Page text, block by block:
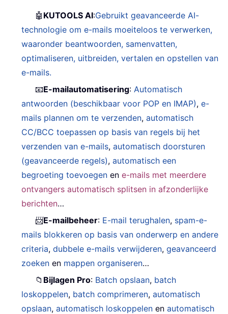
🤖 KUTOOLS AI:Gebruikt geavanceerde AI-
technologie om e-mails moeiteloos te verwerken,
waaronder beantwoorden, samenvatten,
optimaliseren, uitbreiden, vertalen en opstellen van
e-mails.
📧E-mailautomatisering: Automatisch
antwoorden (beschikbaar voor POP en IMAP),e-
mails plannen om te verzenden,automatisch
CC/BCC toepassen op basis van regels bij het
verzenden van e-mails,automatisch doorsturen
(geavanceerde regels),automatisch een
begroeting toevoegen ene-mails met meerdere
ontvangers automatisch splitsen in afzonderlijke
berichten…
📨E-mailbeheer: E-mail terughalen, spam-e-
mails blokkeren op basis van onderwerp en andere
criteria,dubbele e-mails verwijderen,geavanceerd
zoeken en mappen organiseren…
📁 Bijlagen Pro: Batch opslaan, batch
loskoppelen, batch comprimeren,automatisch
opslaan,automatisch loskoppelen enautomatisch